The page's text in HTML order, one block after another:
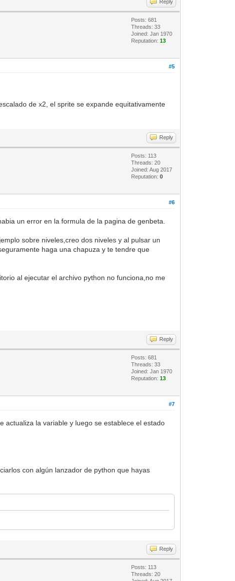
Reply
Posts: 681
Threads: 33
Joined: Jan 1970
Reputation:13
#5
de x2, el sprite se expande equitativamente
Reply
Posts: 113
Threads: 20
Joined: Aug 2017
Reputation:0
#6
un error en la formula de la pagina de genbeta.
sobre niveles,creo dos niveles y al pulsar un
haga una chapuza y te tendre que
al ejecutar el archivo python no funciona,no me
Reply
Posts: 681
Threads: 33
Joined: Jan 1970
Reputation:13
#7
actualiza la variable y luego se establece el estado
con algún lanzador de python que hayas
Reply
Posts: 113
Threads: 20